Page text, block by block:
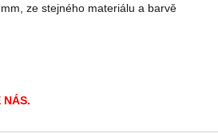
ze stejného materiálu a barvě
NÁS.